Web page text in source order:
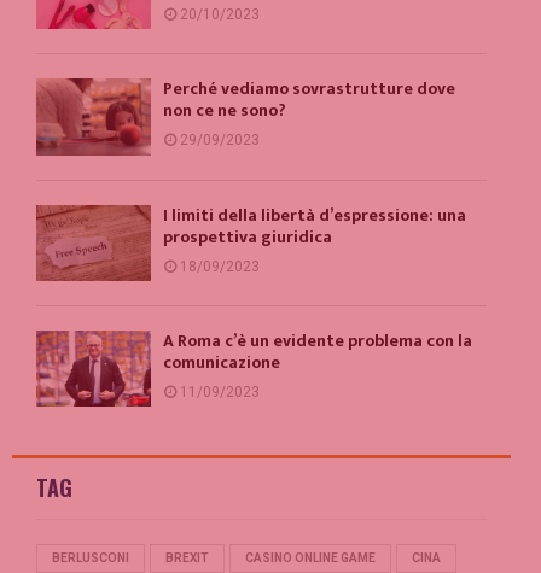
20/10/2023
Perché vediamo sovrastrutture dove
non ce ne sono?
29/09/2023
I limiti della libertà d’espressione: una
prospettiva giuridica
18/09/2023
A Roma c’è un evidente problema con la
comunicazione
11/09/2023
TAG
BERLUSCONI BREXIT CASINO ONLINE GAME CINA